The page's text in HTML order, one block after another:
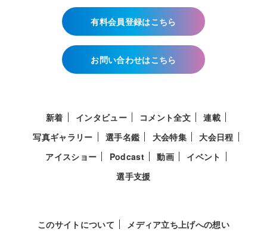
有料会員登録はこちら
お問い合わせはこちら
新着 インタビュー コメント全文
連載
写真ギャラリー
選手名鑑 大会特集
大会日程
アイスショー
Podcast 動画
イベント
選手支援
このサイトについて メディア立ち上げへの想い